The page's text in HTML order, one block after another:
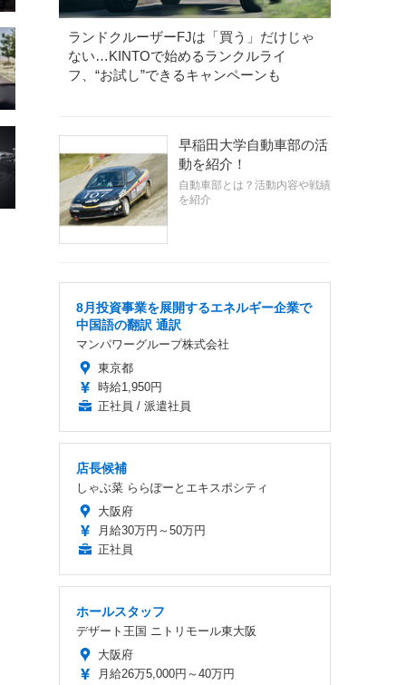
ランドクルーザーFJは「買う」だけじゃ
ない…KINTOで始めるランクルライ
フ、“お試し”できるキャンペーンも
早稲田大学自動車部の活
動を紹介！
自動車部とは？活動内容や戦績
を紹介
8月投資事業を展開するエネルギー企業で
中国語の翻訳 通訳
マンパワーグループ株式会社
東京都
時給1,950円
正社員 / 派遣社員
店長候補
しゃぶ菜 ららぽーとエキスポシティ
大阪府
月給30万円～50万円
正社員
ホールスタッフ
デザート王国 ニトリモール東大阪
大阪府
月給26万5,000円～40万円